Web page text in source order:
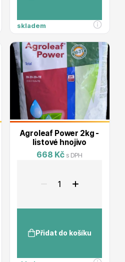
skladem
Agroleaf Power 2kg -
listové hnojivo
668 Kč s DPH
Přidat do košíku